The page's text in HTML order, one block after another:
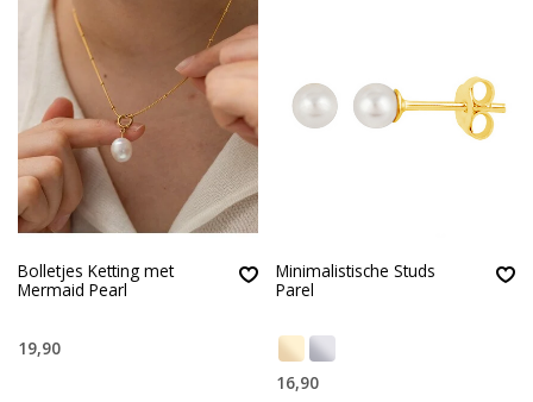
Bolletjes Ketting met
Mermaid Pearl
19,90
Minimalistische Studs
Parel
16,90